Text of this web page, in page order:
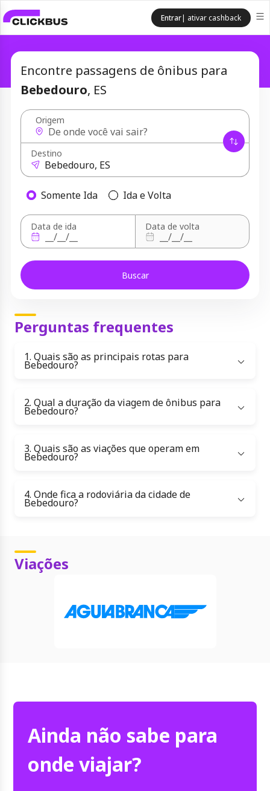
Entrar| ativar cashback
Encontre passagens de ônibus para
Bebedouro, ES
Somente Ida Ida e Volta
Origem
Destino
Data de ida Data de volta
Buscar
Perguntas frequentes
1. Quais são as principais rotas para
Bebedouro?
2. Qual a duração da viagem de ônibus para
Bebedouro?
3. Quais são as viações que operam em
Bebedouro?
4. Onde fica a rodoviária da cidade de
Bebedouro?
Viações
Ainda não sabe para
onde viajar?